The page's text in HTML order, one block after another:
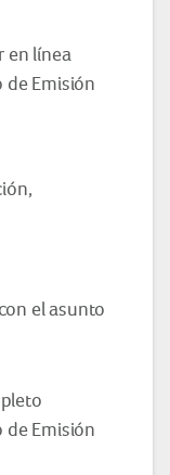
en línea
de Emisión
el asunto
de Emisión